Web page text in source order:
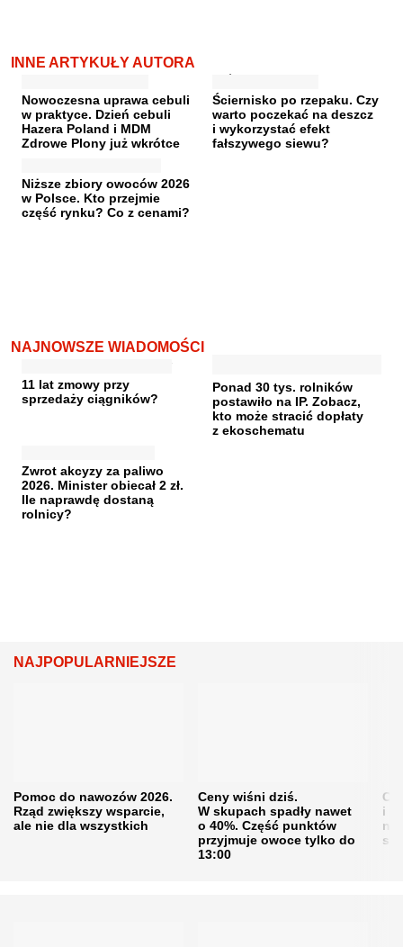
INNE ARTYKUŁY AUTORA
Nowoczesna uprawa cebuli
w praktyce. Dzień cebuli
Hazera Poland i MDM
Zdrowe Plony już wkrótce
Ściernisko po rzepaku. Czy
warto poczekać na deszcz
i wykorzystać efekt
fałszywego siewu?
Niższe zbiory owoców 2026
w Polsce. Kto przejmie
część rynku? Co z cenami?
NAJNOWSZE WIADOMOŚCI
11 lat zmowy przy
sprzedaży ciągników?
Ponad 30 tys. rolników
postawiło na IP. Zobacz,
kto może stracić dopłaty
z ekoschematu
Zwrot akcyzy za paliwo
2026. Minister obiecał 2 zł.
Ile naprawdę dostaną
rolnicy?
NAJPOPULARNIEJSZE
Pomoc do nawozów 2026.
Rząd zwiększy wsparcie,
ale nie dla wszystkich
Ceny wiśni dziś.
W skupach spadły nawet
o 40%. Część punktów
przyjmuje owoce tylko do
13:00
i